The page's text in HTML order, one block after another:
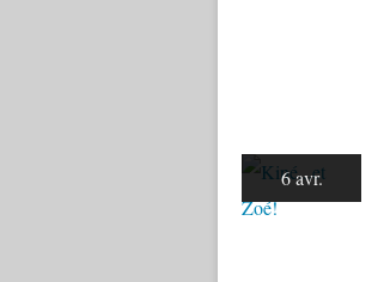
6 avr.